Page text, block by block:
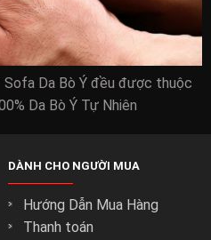
Da Bò Ý đều được thuộc
Da Bò Ý Tự Nhiên
DÀNH CHO NGƯỜI MUA
Hướng Dẫn Mua Hàng
Thanh toán